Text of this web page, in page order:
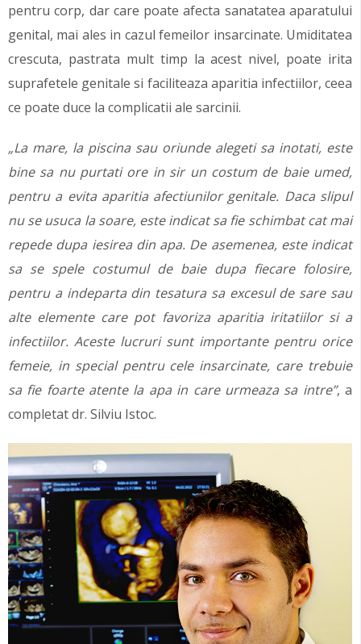
pentru corp, dar care poate afecta sanatatea aparatului
genital, mai ales in cazul femeilor insarcinate. Umiditatea
crescuta, pastrata mult timp la acest nivel, poate irita
suprafetele genitale si faciliteaza aparitia infectiilor, ceea
ce poate duce la complicatii ale sarcinii.
„La mare, la piscina sau oriunde alegeti sa inotati, este
bine sa nu purtati ore in sir un costum de baie umed,
pentru a evita aparitia afectiunilor genitale. Daca slipul
nu se usuca la soare, este indicat sa fie schimbat cat mai
repede dupa iesirea din apa. De asemenea, este indicat
sa se spele costumul de baie dupa fiecare folosire,
pentru a indeparta din tesatura sa excesul de sare sau
alte elemente care pot favoriza aparitia iritatiilor si a
infectiilor. Aceste lucruri sunt importante pentru orice
femeie, in special pentru cele insarcinate, care trebuie
sa fie foarte atente la apa in care urmeaza sa intre”, a
completat dr. Silviu Istoc.